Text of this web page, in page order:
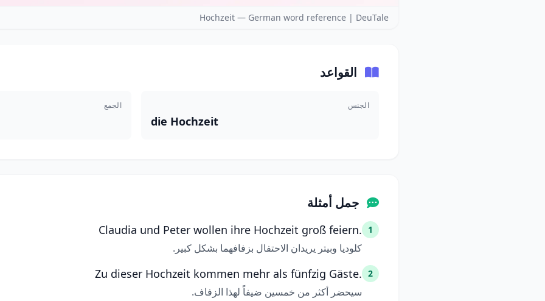
Hochzeit — German word reference | DeuTale
القواعد
الجنس
die Hochzeit
الجمع
جمل أمثلة
1
Claudia und Peter wollen ihre Hochzeit groß feiern.
كلوديا وبيتر يريدان الاحتفال بزفافهما بشكل كبير.
2
Zu dieser Hochzeit kommen mehr als fünfzig Gäste.
سيحضر أكثر من خمسين ضيفاً لهذا الزفاف.